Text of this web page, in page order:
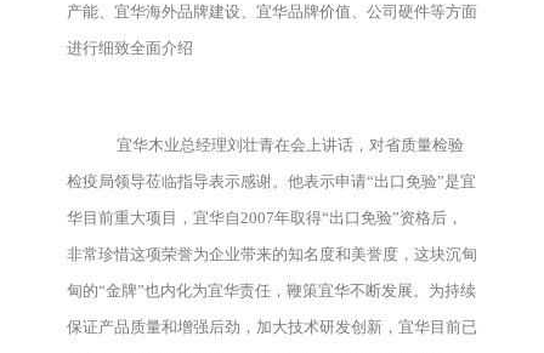
产能、宜华海外品牌建设、宜华品牌价值、公司硬件等方面
进行细致全面介绍
宜华木业总经理刘壮青在会上讲话，对省质量检验
检疫局领导莅临指导表示感谢。他表示申请“出口免验”是宜
华目前重大项目，宜华自2007年取得“出口免验”资格后，
非常珍惜这项荣誉为企业带来的知名度和美誉度，这块沉甸
甸的“金牌”也内化为宜华责任，鞭策宜华不断发展。为持续
保证产品质量和增强后劲，加大技术研发创新，宜华目前已